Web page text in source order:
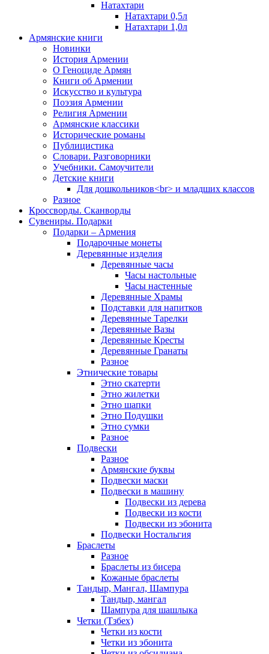
Натахтари
Натахтари 0,5л
Натахтари 1,0л
Армянские книги
Новинки
История Армении
О Геноциде Армян
Книги об Армении
Иcкусство и культура
Поэзия Армении
Религия Армении
Армянские классики
Исторические романы
Публицистика
Словари. Разговорники
Учебники. Самоучители
Детские книги
Для дошкольников<br> и младших классов
Разное
Кроссворды. Сканворды
Сувениры. Подарки
Подарки – Армения
Подарочные монеты
Деревянные изделия
Деревянные часы
Часы настольные
Часы настенные
Деревянные Храмы
Подставки для напитков
Деревянные Тарелки
Деревянные Вазы
Деревянные Кресты
Деревянные Гранаты
Разное
Этнические товары
Этно скатерти
Этно жилетки
Этно шапки
Этно Подушки
Этно сумки
Разное
Подвески
Разное
Армянские буквы
Подвески маски
Подвески в машину
Подвески из дерева
Подвески из кости
Подвески из эбонита
Подвески Ностальгия
Браслеты
Разное
Браслеты из бисера
Кожаные браслеты
Тандыр, Мангал, Шампура
Тандыр, мангал
Шампура для шашлыка
Четки (Тзбех)
Четки из кости
Четки из эбонита